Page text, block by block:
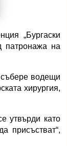
„Бургаски
патронажа на
водещи
хирургия,
утвърди като
присъстват“,